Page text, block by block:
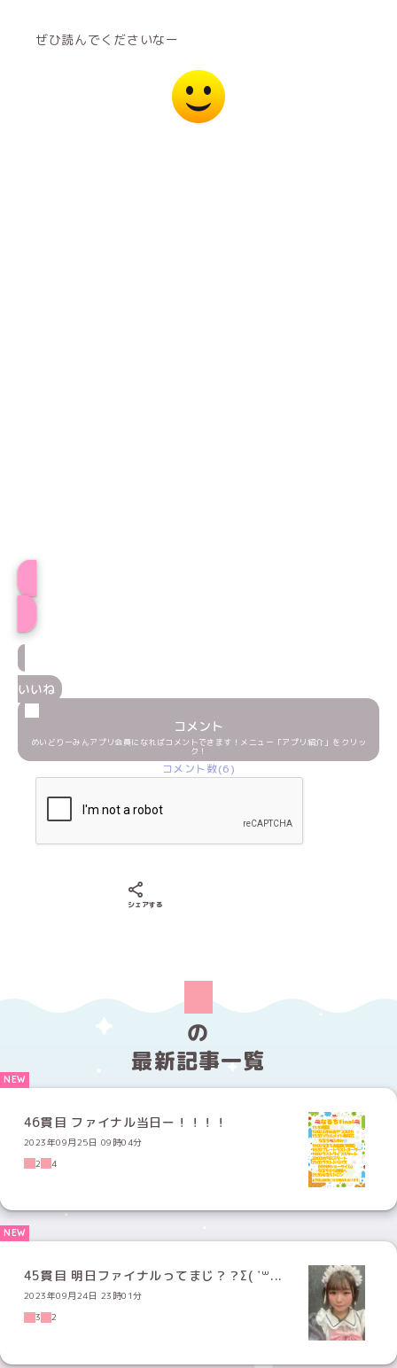
ぜひ読んでくださいなー
いいね
コメント
めいどりーみんアプリ会員になればコメントできます！メニュー「アプリ紹介」をクリッ
ク！
コメント数(6)
シェアする
の
最新記事一覧
46貫目 ファイナル当日ー！！！！
2023年09月25日 09時04分
2
4
45貫目 明日ファイナルってまじ？？Σ( ˙꒳...
2023年09月24日 23時01分
3
2